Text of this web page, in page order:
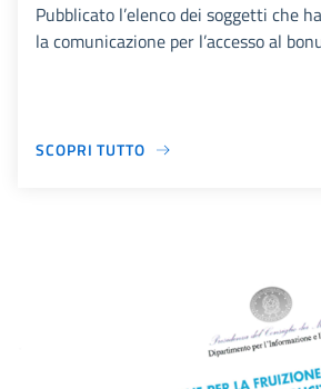
Pubblicato l’elenco dei soggetti che
la comunicazione per l’accesso al
SCOPRI TUTTO